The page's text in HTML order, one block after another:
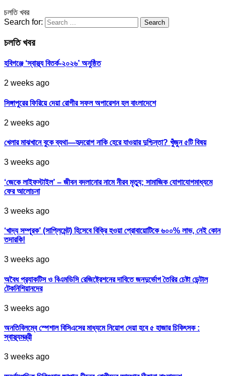
চলতি খবর
Search for:
চলতি খবর
হবিগঞ্জে ‘স্বাস্থ্য বিতর্ক-২০২৬’ অনুষ্ঠিত
2 weeks ago
সিঙ্গাপুরের ফিরিয়ে দেয়া রোগীর সফল অপারেশন হল বাংলাদেশে
2 weeks ago
খেলার মাঝখানে বুকে ব্যথা—হৃদরোগ নাকি হেরে যাওয়ার দুশ্চিন্তা? খুঁজুন ৫টি বিষয়
3 weeks ago
‘জেকে লাইফস্টাইল’ – জীবন বদলানোর নামে নীরব মৃত্যু; সামাজিক যোগাযোগমাধ্যমে
ফের আলোচনা
3 weeks ago
‘খাদ্য সম্পূরক’ (সাপ্লিমেন্ট) হিসেবে বিক্রি হওয়া প্রোবায়োটিকে ৬০০% লাভ, নেই কোন
তদারকি!
3 weeks ago
অবৈধ প্র‍্যাকটিস ও বিএমডিসি রেজিষ্ট্রেশনের দাবিতে জনদুর্ভোগ তৈরির চেষ্টা ডেন্টাল
টেকনিশিয়ানদের
3 weeks ago
অনতিবিলম্বে স্পেশাল বিসিএসের মাধ্যমে নিয়োগ দেয়া হবে ৫ হাজার চিকিৎসক :
স্বাস্থ্যমন্ত্রী
3 weeks ago